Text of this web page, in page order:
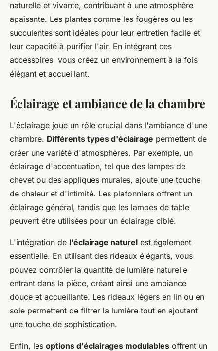
naturelle et vivante, contribuant à une atmosphère
apaisante. Les plantes comme les fougères ou les
succulentes sont idéales pour leur entretien facile et
leur capacité à purifier l'air. En intégrant ces
accessoires, vous créez un environnement à la fois
élégant et accueillant.
Éclairage et ambiance de la chambre
L'éclairage joue un rôle crucial dans l'ambiance d'une
chambre. Différents types d'éclairage permettent de
créer une variété d'atmosphères. Par exemple, un
éclairage d'accentuation, tel que des lampes de
chevet ou des appliques murales, ajoute une touche
de chaleur et d'intimité. Les plafonniers offrent un
éclairage général, tandis que les lampes de table
peuvent être utilisées pour un éclairage ciblé.
L'intégration de l'éclairage naturel est également
essentielle. En utilisant des rideaux élégants, vous
pouvez contrôler la quantité de lumière naturelle
entrant dans la pièce, créant ainsi une ambiance
douce et accueillante. Les rideaux légers en lin ou en
soie permettent de filtrer la lumière tout en ajoutant
une touche de sophistication.
Enfin, les options d'éclairages modulables offrent un